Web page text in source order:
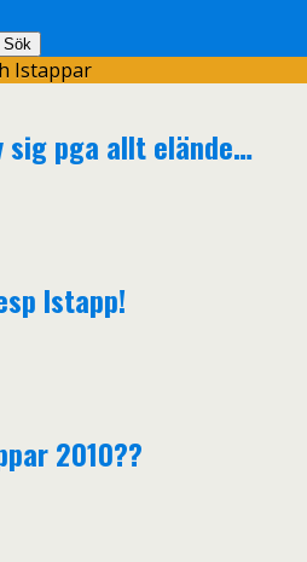
Istappar
sig pga allt elände…
Istapp!
2010??